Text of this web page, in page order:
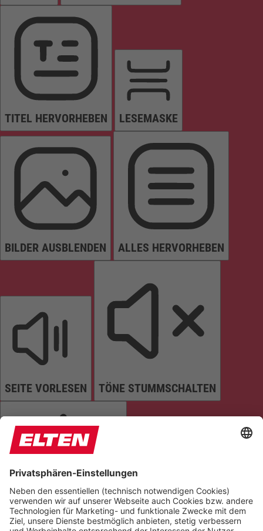
TITEL HERVORHEBEN LESEMASKE
BILDER AUSBLENDEN ALLES HERVORHEBEN
SEITE VORLESEN TÖNE STUMMSCHALTEN